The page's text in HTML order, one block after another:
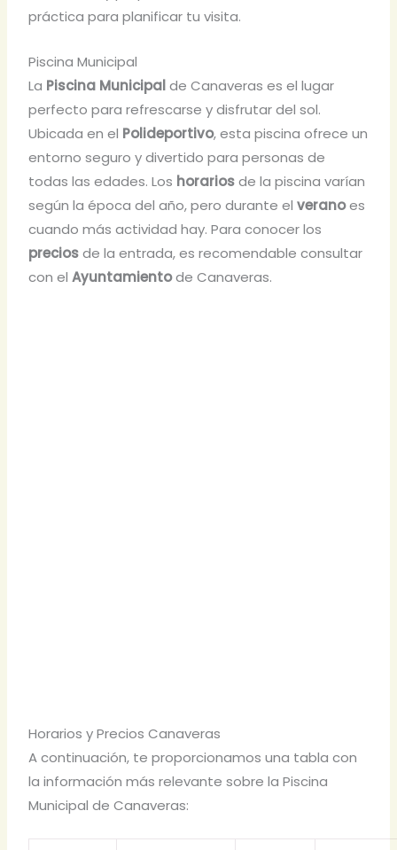
práctica para planificar tu visita.
Piscina Municipal
La Piscina Municipalde Canaveras es el lugar
perfecto para refrescarse y disfrutar del sol.
Ubicada en el Polideportivo, esta piscina ofrece un
entorno seguro y divertido para personas de
todas las edades. Los horariosde la piscina varían
según la época del año, pero durante elveranoes
cuando más actividad hay. Para conocer los
preciosde la entrada, es recomendable consultar
con elAyuntamientode Canaveras.
Horarios y Precios Canaveras
A continuación, te proporcionamos una tabla con
la información más relevante sobre la Piscina
Municipal de Canaveras: